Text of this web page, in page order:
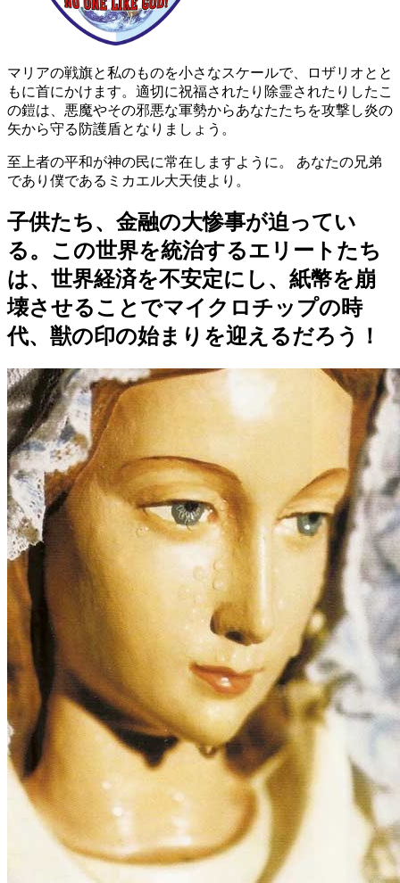
マリアの戦旗と私のものを小さなスケールで、ロザリオとと
もに首にかけます。適切に祝福されたり除霊されたりしたこ
の鎧は、悪魔やその邪悪な軍勢からあなたたちを攻撃し炎の
矢から守る防護盾となりましょう。
至上者の平和が神の民に常在しますように。 あなたの兄弟
であり僕であるミカエル大天使より。
子供たち、金融の大惨事が迫ってい
る。この世界を統治するエリートたち
は、世界経済を不安定にし、紙幣を崩
壊させることでマイクロチップの時
代、獣の印の始まりを迎えるだろう！